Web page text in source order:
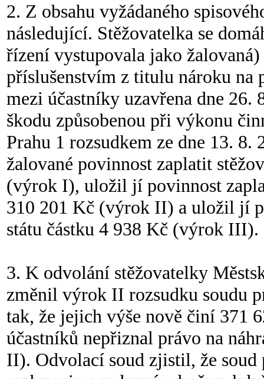
2. Z obsahu vyžádaného
následující. Stěžovatelka se
řízení vystupovala jako
příslušenstvím z titulu nároku na
mezi účastníky uzavřena dne 26.
škodu způsobenou při výkonu
Prahu 1 rozsudkem ze dne 13.
žalované povinnost zaplatit
(výrok I), uložil jí povinnost
310 201 Kč (výrok II) a uložil jí
státu částku 4 938 Kč (výrok III).
3. K odvolání stěžovatelky
změnil výrok II rozsudku soudu
tak, že jejich výše nově činí 371
účastníků nepřiznal právo na
II). Odvolací soud zjistil, že soud